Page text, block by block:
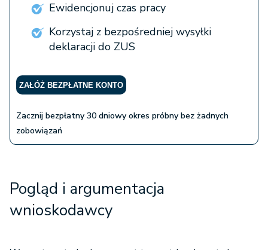
Ewidencjonuj czas pracy
Korzystaj z bezpośredniej wysyłki
deklaracji do ZUS
ZAŁÓŻ BEZPŁATNE KONTO
Zacznij bezpłatny 30 dniowy okres próbny bez żadnych
zobowiązań
Pogląd i argumentacja
wnioskodawcy